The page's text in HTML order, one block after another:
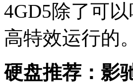
4GD5除了可
高特效运行的。
硬盘推荐：影